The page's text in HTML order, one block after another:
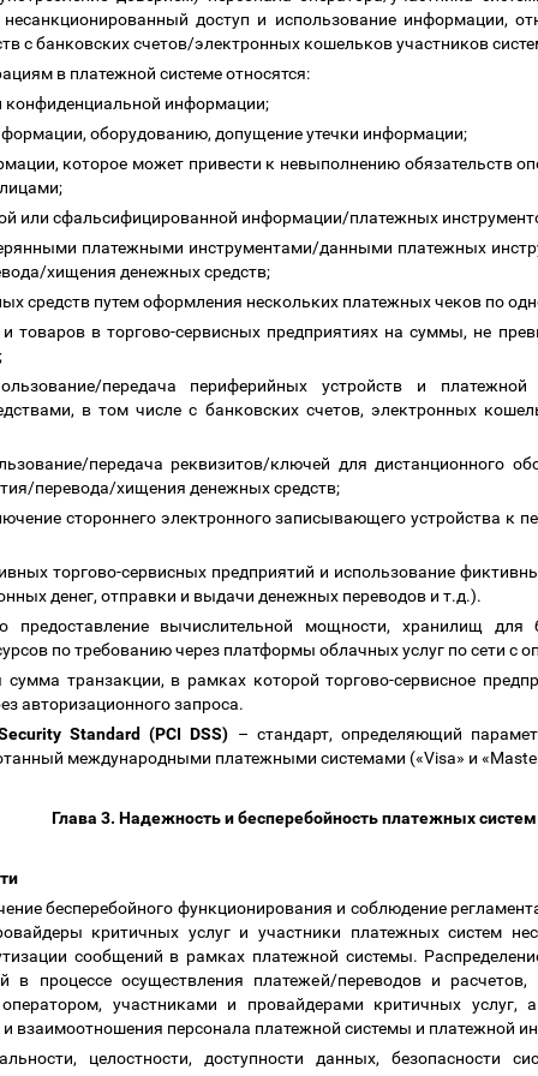
доступ и использование информации,
с банковских счетов/электронных кошельков участников
в платежной системе относятся:
конфиденциальной информации;
оборудованию, допущение утечки информации;
которое может привести к невыполнению обязательств
или сфальсифицированной информации/платежных
платежными инструментами/данными платежных
хищения денежных средств;
средств путем оформления нескольких платежных чеков по
и товаров в торгово-сервисных предприятиях на суммы, не
передача периферийных устройств и
в том числе с банковских счетов, электронных
передача реквизитов/ключей для дистанционного
перевода/хищения денежных средств;
стороннего электронного записывающего устройства к
торгово-сервисных предприятий и использование
денег, отправки и выдачи денежных переводов и т.д.).
предоставление вычислительной мощности, хранилищ
по требованию через платформы облачных услуг по сети с
транзакции, в рамках которой торгово-сервисное
авторизационного запроса.
Standard (PCI DSS) – стандарт, определяющий
международными платежными системами («Visa» и
Глава 3. Надежность и бесперебойность платежных
бесперебойного функционирования и соблюдение
критичных услуг и участники платежных систем
сообщений в рамках платежной системы.
в процессе осуществления платежей/переводов и
участниками и провайдерами критичных услуг,
взаимоотношения персонала платежной системы и платежной
целостности, доступности данных, безопасности